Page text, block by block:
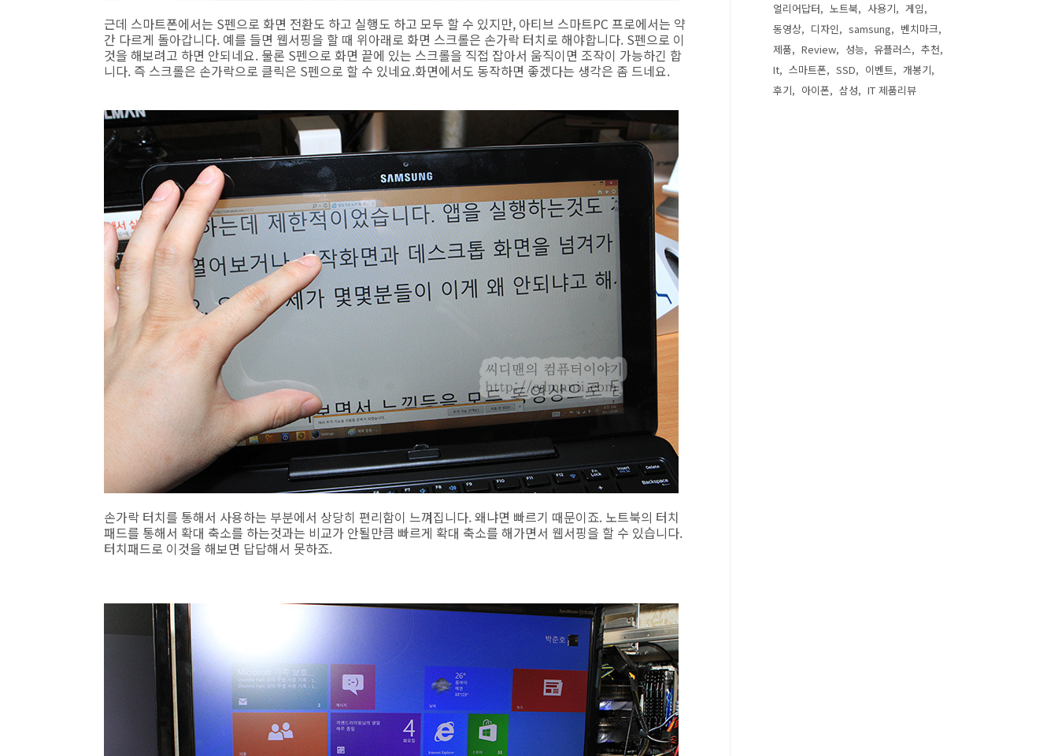
근데 스마트폰에서는 S펜으로 화면 전환도 하고 실행도 하고 모두 할 수 있지만, 아티브 스마트PC 프로에서는 약
간 다르게 돌아갑니다. 예를 들면 웹서핑을 할 때 위아래로 화면 스크롤은 손가락 터치로 해야합니다. S펜으로 이
것을 해보려고 하면 안되네요. 물론 S펜으로 화면 끝에 있는 스크롤을 직접 잡아서 움직이면 조작이 가능하긴 합
니다. 즉 스크롤은 손가락으로 클릭은 S펜으로 할 수 있네요.화면에서도 동작하면 좋겠다는 생각은 좀 드네요.
손가락 터치를 통해서 사용하는 부분에서 상당히 편리함이 느껴집니다. 왜냐면 빠르기 때문이죠. 노트북의 터치
패드를 통해서 확대 축소를 하는것과는 비교가 안될만큼 빠르게 확대 축소를 해가면서 웹서핑을 할 수 있습니다.
터치패드로 이것을 해보면 답답해서 못하죠.
얼리어답터
노트북 사용기
게임
동영상
디자인 samsung
벤치마크
제품
Review 성능 유플러스
추천
It
스마트폰 SSD 이벤트
개봉기
후기
아이폰 삼성 IT 제품리뷰